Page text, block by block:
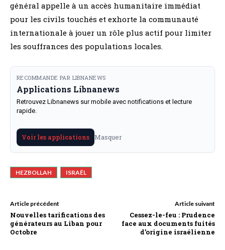
général appelle à un accès humanitaire immédiat
pour les civils touchés et exhorte la communauté
internationale à jouer un rôle plus actif pour limiter
les souffrances des populations locales.
RECOMMANDE PAR LIBNANEWS
Applications Libnanews
Retrouvez Libnanews sur mobile avec notifications et lecture
rapide.
Voir les applications Masquer
HEZBOLLAH ISRAËL
Article précédent
Nouvelles tarifications des
générateurs au Liban pour
Octobre
Article suivant
Cessez-le-feu : Prudence
face aux documents fuités
d’origine israélienne